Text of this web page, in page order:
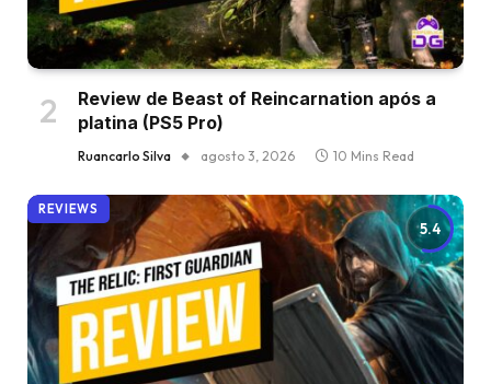
Review de Beast of Reincarnation após a
platina (PS5 Pro)
Ruancarlo Silva agosto 3, 2026 10 Mins Read
5.4
REVIEWS